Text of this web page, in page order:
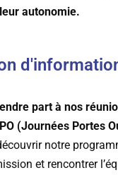
autonomie.
part à nos
(Journées Portes
notre
et rencontrer